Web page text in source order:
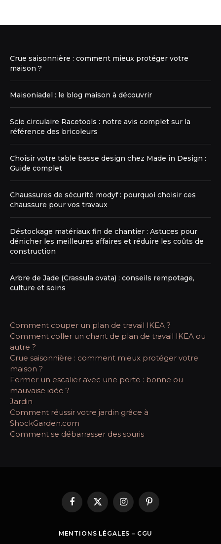
Crue saisonnière : comment mieux protéger votre
maison ?
Maisoniadel : le blog maison à découvrir
Scie circulaire Racetools : notre avis complet sur la
référence des bricoleurs
Choisir votre table basse design chez Made in Design :
Guide complet
Chaussures de sécurité modyf : pourquoi choisir ces
chaussure pour vos travaux
Déstockage matériaux fin de chantier : Astuces pour
dénicher les meilleures affaires et réduire les coûts de
construction
Arbre de Jade (Crassula ovata) : conseils rempotage,
culture et soins
Comment couper un plan de travail IKEA ?
Comment coller un chant de plan de travail IKEA ou
autre ?
Crue saisonnière : comment mieux protéger votre
maison ?
Fermer un escalier avec une porte : bonne ou
mauvaise idée ?
Jardin
Comment réussir votre jardin grâce à
ShockGarden.com
Comment se débarrasser des souris
Facebook
X
(Twitter)
InstagramPinterest
MENTIONS LÉGALES – CGU